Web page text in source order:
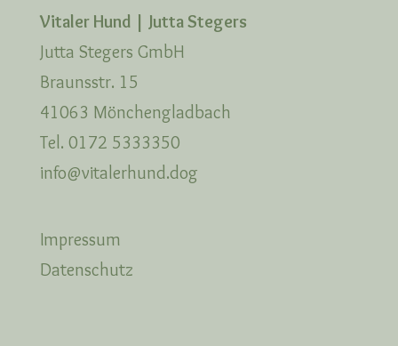
Vitaler Hund | Jutta Stegers
Jutta Stegers GmbH
Braunsstr. 15
41063 Mönchengladbach
Tel. 0172 5333350
info@vitalerhund.dog
Impressum
Datenschutz